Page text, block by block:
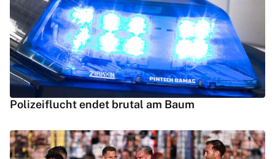
Polizeiflucht endet brutal am Baum